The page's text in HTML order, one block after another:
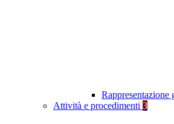
Rappresentazione
Attività e procedimenti 3